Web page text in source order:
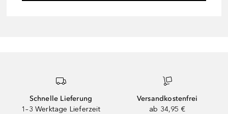
Schnelle Lieferung
1–3 Werktage Lieferzeit
Versandkostenfrei
ab 34,95 €